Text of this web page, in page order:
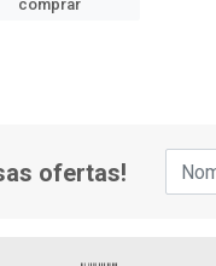
comprar
ofertas!